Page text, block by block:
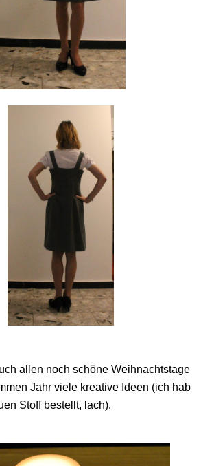
allen noch schöne Weihnachtstage
Jahr viele kreative Ideen (ich hab
Stoff bestellt, lach).